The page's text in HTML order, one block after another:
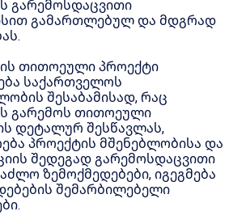
გარემოსდაცვითი
გამართლებულ და მდგრად
თითოეული პროექტი
საქართველოს
შესაბამისად, რაც
გარემოს თითოეული
დეტალურ შესწავლას,
პროექტის მშენებლობისა და
შედეგად გარემოსდაცვითი
ზემოქმედებები, იგეგმება
შემარბილებელი